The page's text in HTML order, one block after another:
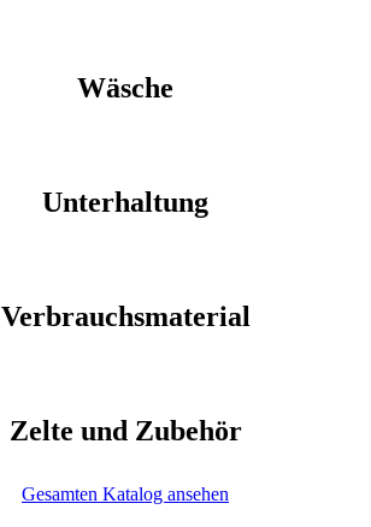
Wäsche
Unterhaltung
Verbrauchsmaterial
Zelte und Zubehör
Gesamten Katalog ansehen